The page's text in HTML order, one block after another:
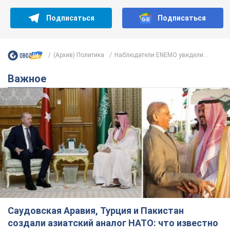
Подписаться Подписаться
(Архив) Политика Наблюдатели ENEMO увидели...
Важное
Саудовская Аравия, Турция и Пакистан
создали азиатский аналог НАТО: что известно